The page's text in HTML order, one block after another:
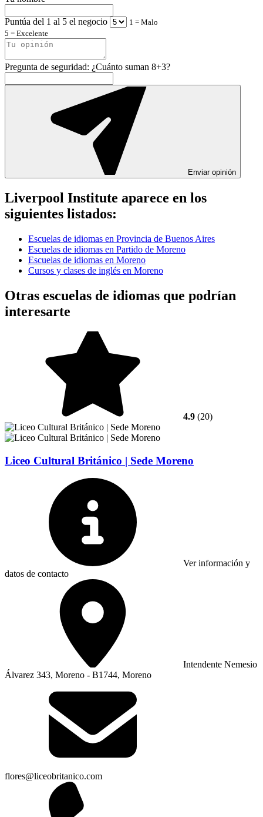
Puntúa del 1 al 5 el negocio
1 = Malo
5 = Excelente
Pregunta de seguridad: ¿Cuánto suman 8+3?
Enviar opinión
Liverpool Institute aparece en los
siguientes listados:
Escuelas de idiomas en Provincia de Buenos Aires
Escuelas de idiomas en Partido de Moreno
Escuelas de idiomas en Moreno
Cursos y clases de inglés en Moreno
Otras escuelas de idiomas que podrían
interesarte
4.9 (20)
Liceo Cultural Británico | Sede Moreno
Ver información y
datos de contacto
Intendente Nemesio
Álvarez 343, Moreno - B1744, Moreno
flores@liceobritanico.com